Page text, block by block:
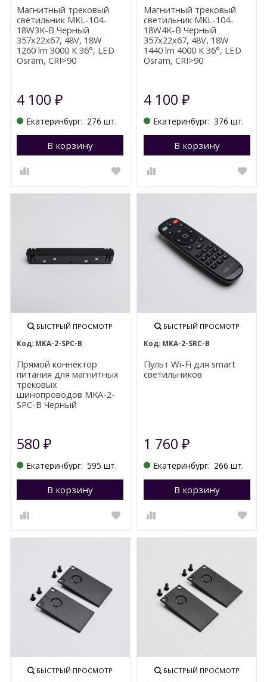
Магнитный трековый
светильник MKL-104-
18W3K-B Черный
357x22x67, 48V, 18W
1260 lm 3000 К 36°, LED
Osram, CRI>90
4 100₽
Екатеринбург: 276 шт.
В корзину Перейти в корзину
Магнитный трековый
светильник MKL-104-
18W4K-B Черный
357x22x67, 48V, 18W
1440 lm 4000 К 36°, LED
Osram, CRI>90
4 100 ₽
Екатеринбург: 376 шт.
В корзину
БЫСТРЫЙ ПРОСМОТР
MKA-2-SPC-B
Прямой коннектор
питания для магнитных
трековых
шинопроводов MKA-2-
SPC-B Черный
580₽
Екатеринбург: 595 шт.
В корзину Перейти в корзину
БЫСТРЫЙ ПРОСМОТР
MKA-2-SRC-B
Пульт Wi-Fi для smart
светильников
1 760 ₽
Екатеринбург: 266 шт.
В корзину
БЫСТРЫЙ ПРОСМОТР
БЫСТРЫЙ ПРОСМОТР